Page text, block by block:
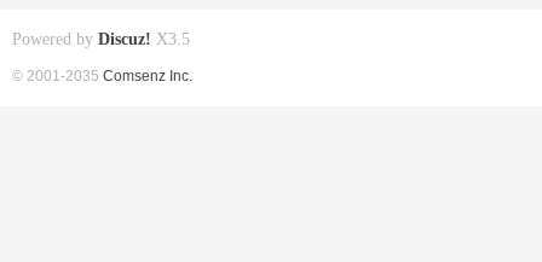
Powered by Discuz! X3.5
© 2001-2035 Comsenz Inc.